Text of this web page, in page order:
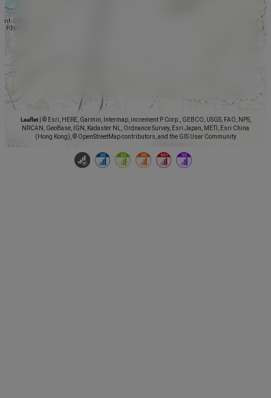
Leaflet
© Esri, HERE, Garmin, Intermap, increment P Corp., GEBCO, USGS, FAO, NPS,
NRCAN, GeoBase, IGN, Kadaster NL, Ordnance Survey, Esri Japan, METI, Esri China
(Hong Kong), © OpenStreetMap contributors, and the GIS User Community